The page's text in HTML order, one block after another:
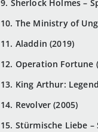
9. Sherlock Holmes –
10. The Ministry of
11. Aladdin (2019)
12. Operation Fortune
13. King Arthur:
14. Revolver (2005)
15. Stürmische Liebe –